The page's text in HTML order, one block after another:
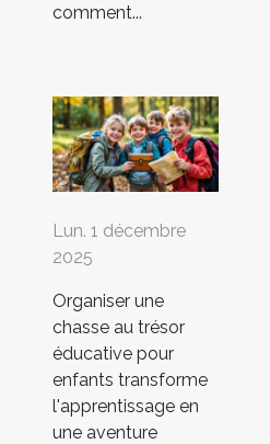
comment...
Lun. 1 décembre
2025
Organiser une
chasse au trésor
éducative pour
enfants transforme
l'apprentissage en
une aventure